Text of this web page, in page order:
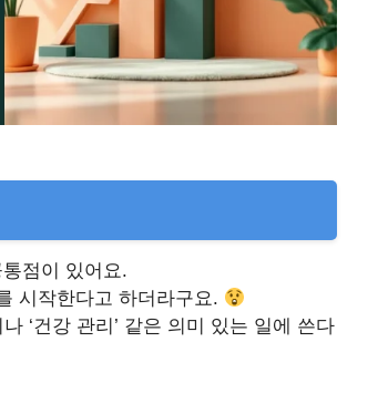
점이 있어요.
시작한다고 하더라구요.
‘건강 관리’ 같은 의미 있는 일에 쓴다